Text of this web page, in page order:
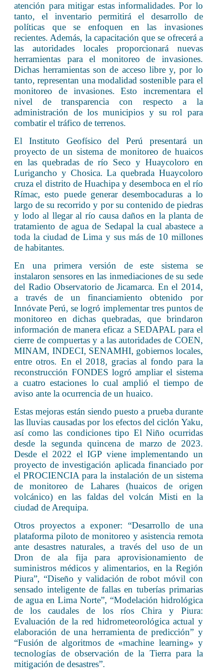
atención para mitigar estas informalidades. Por lo
tanto, el inventario permitirá el desarrollo de
políticas que se enfoquen en las invasiones
recientes. Además, la capacitación que se ofrecerá a
las autoridades locales proporcionará nuevas
herramientas para el monitoreo de invasiones.
Dichas herramientas son de acceso libre y, por lo
tanto, representan una modalidad sostenible para el
monitoreo de invasiones. Esto incrementara el
nivel de transparencia con respecto a la
administración de los municipios y su rol para
combatir el tráfico de terrenos.
El Instituto Geofísico del Perú presentará un
proyecto de un sistema de monitoreo de huaicos
en las quebradas de río Seco y Huaycoloro en
Lurigancho y Chosica. La quebrada Huaycoloro
cruza el distrito de Huachipa y desemboca en el río
Rímac, esto puede generar desembocaduras a lo
largo de su recorrido y por su contenido de piedras
y lodo al llegar al río causa daños en la planta de
tratamiento de agua de Sedapal la cual abastece a
toda la ciudad de Lima y sus más de 10 millones
de habitantes.
En una primera versión de este sistema se
instalaron sensores en las inmediaciones de su sede
del Radio Observatorio de Jicamarca. En el 2014,
a través de un financiamiento obtenido por
Innóvate Perú, se logró implementar tres puntos de
monitoreo en dichas quebradas, que brindaron
información de manera eficaz a SEDAPAL para el
cierre de compuertas y a las autoridades de COEN,
MINAM, INDECI, SENAMHI, gobiernos locales,
entre otros. En el 2018, gracias al fondo para la
reconstrucción FONDES logró ampliar el sistema
a cuatro estaciones lo cual amplió el tiempo de
aviso ante la ocurrencia de un huaico.
Estas mejoras están siendo puesto a prueba durante
las lluvias causadas por los efectos del ciclón Yaku,
así como las condiciones tipo El Niño ocurridas
desde la segunda quincena de marzo de 2023.
Desde el 2022 el IGP viene implementando un
proyecto de investigación aplicada financiado por
el PROCIENCIA para la instalación de un sistema
de monitoreo de Lahares (huaicos de origen
volcánico) en las faldas del volcán Misti en la
ciudad de Arequipa.
Otros proyectos a exponer: “Desarrollo de una
plataforma piloto de monitoreo y asistencia remota
ante desastres naturales, a través del uso de un
Dron de ala fija para aprovisionamiento de
suministros médicos y alimentarios, en la Región
Piura”, “Diseño y validación de robot móvil con
sensado inteligente de fallas en tuberías primarias
de agua en Lima Norte”, “Modelación hidrológica
de los caudales de los ríos Chira y Piura:
Evaluación de la red hidrometeorológica actual y
elaboración de una herramienta de predicción” y
“Fusión de algoritmos de «machine learning» y
tecnologías de observación de la Tierra para la
mitigación de desastres”.